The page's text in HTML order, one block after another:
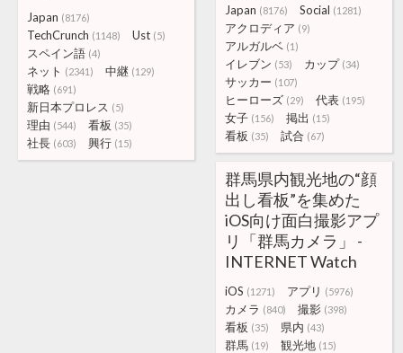
Japan (8176) Social (1281)
アクロディア (9)
アルガルベ (1)
イレブン (53) カップ (34)
サッカー (107)
ヒーローズ (29) 代表 (195)
女子 (156) 掲出 (15)
看板 (35) 試合 (67)
Japan (8176)
TechCrunch (1148) Ust (5)
スペイン語 (4)
ネット (2341) 中継 (129)
戦略 (691)
新日本プロレス (5)
理由 (544) 看板 (35)
社長 (603) 興行 (15)
群馬県内観光地の“顔
出し看板”を集めた
iOS向け面白撮影アプ
リ「群馬カメラ」 -
INTERNET Watch
iOS (1271) アプリ (5976)
カメラ (840) 撮影 (398)
看板 (35) 県内 (43)
群馬 (19) 観光地 (15)